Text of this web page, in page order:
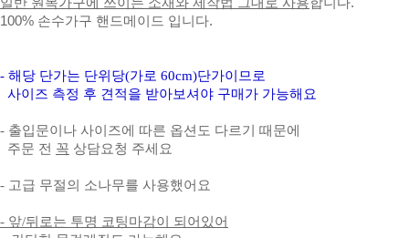
100% 손수가구 핸드메이드 입니다.
- 해당 단가는 단위당(가로 60cm)단가이므로
사이즈 측정 후 견적을 받아보셔야 구매가 가능해요
- 출입문이나 사이즈에 따른 옵션도 다르기 때문에
주문 전 꼭 상담요청 주세요
- 고급 무절의 소나무를 사용했어요
- 앞/뒤로는 투명 코팅마감이 되어있어